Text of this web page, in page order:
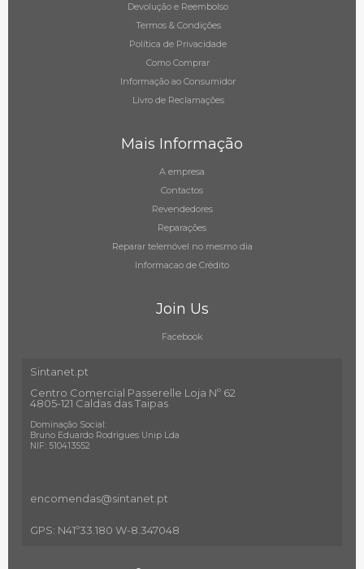
Devolução e Reembolso
Termos & Condições
Política de Privacidade
Como Comprar
Informação ao Consumidor
Livro de Reclamações
Mais Informação
A empresa
Contactos
Revendedores
Reparações
Reparar telemóvel no mesmo dia
Informacao de Crédito
Join Us
Facebook
Sintanet.pt
Centro Comercial Passerelle Loja Nº 62
4805-121 Caldas das Taipas
Dominação Social:
Bruno Eduardo Rodrigues Unip Lda
NIF: 510413552
encomendas@sintanet .pt
GPS: N41º33.180 W-8.347048